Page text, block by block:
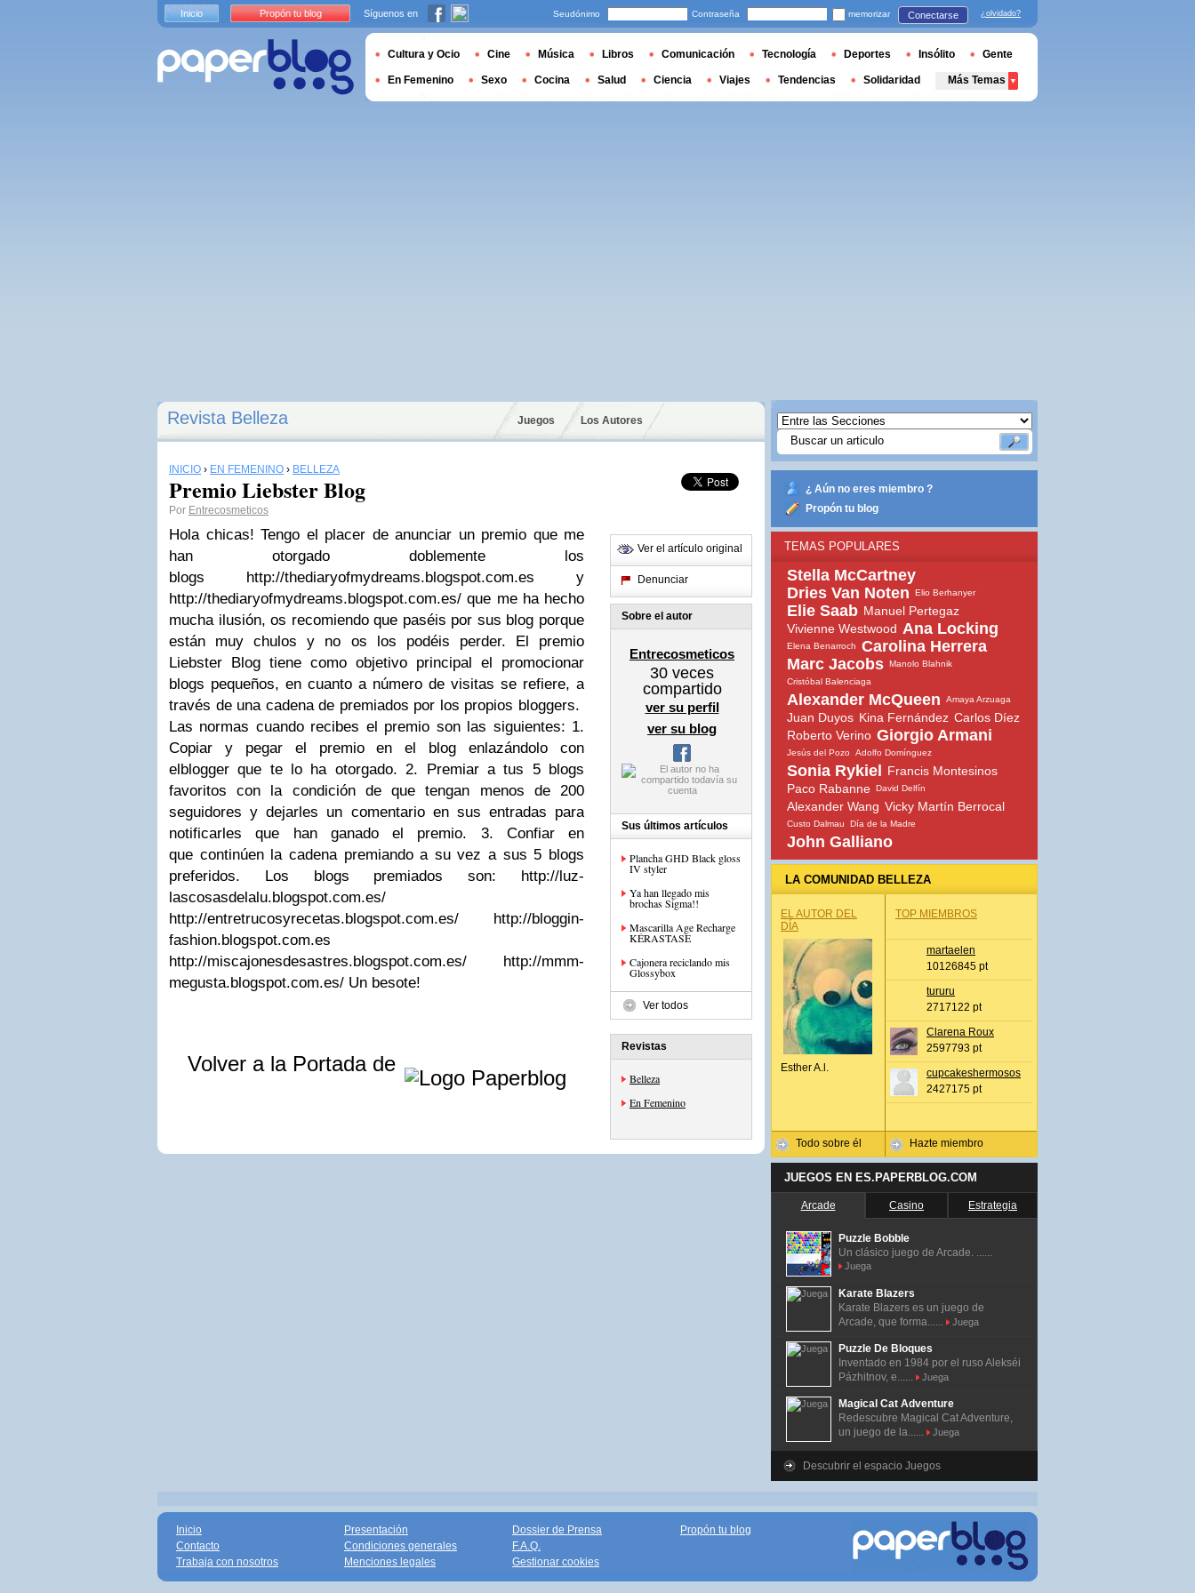
Revista Belleza Juegos Los Autores
INICIO › EN FEMENINO › BELLEZA
Premio Liebster Blog
Por Entrecosmeticos
Hola chicas! Tengo el placer de anunciar un premio que me
han otorgado doblemente los
blogs http://thediaryofmydreams.blogspot.com.es y
http://thediaryofmydreams.blogspot.com.es/ que me ha hecho
mucha ilusión, os recomiendo que paséis por sus blog porque
están muy chulos y no os los podéis perder. El premio
Liebster Blog tiene como objetivo principal el promocionar
blogs pequeños, en cuanto a número de visitas se refiere, a
través de una cadena de premiados por los propios bloggers.
Las normas cuando recibes el premio son las siguientes: 1.
Copiar y pegar el premio en el blog enlazándolo con
elblogger que te lo ha otorgado. 2. Premiar a tus 5 blogs
favoritos con la condición de que tengan menos de 200
seguidores y dejarles un comentario en sus entradas para
notificarles que han ganado el premio. 3. Confiar en
que continúen la cadena premiando a su vez a sus 5 blogs
preferidos. Los blogs premiados son: http://luz-
lascosasdelalu.blogspot.com.es/
http://entretrucosyrecetas.blogspot.com.es/ http://bloggin-
fashion.blogspot.com.es
http://miscajonesdesastres.blogspot.com.es/ http://mmm-
megusta.blogspot.com.es/ Un besote!
Volver a la Portada de
Ver el artículo original
Denunciar
Sobre el autor
Entrecosmeticos
30 veces
compartido
ver su perfil
ver su blog
Sus últimos artículos
Plancha GHD Black gloss
IV styler
Ya han llegado mis
brochas Sigma!!
Mascarilla Age Recharge
KÉRASTASE
Cajonera reciclando mis
Glossybox
Ver todos
Revistas
Belleza
En Femenino
¿ Aún no eres miembro ?
Propón tu blog
TEMAS POPULARES
Stella McCartney
Dries Van Noten
Elio Berhanyer
Elie Saab Manuel Pertegaz
Vivienne Westwood Ana Locking
Elena Benarroch
Carolina Herrera
Marc Jacobs Manolo Blahnik
Cristóbal Balenciaga
Alexander McQueen Amaya Arzuaga
Juan Duyos Kina Fernández Carlos Díez
Roberto Verino Giorgio Armani
Jesús del Pozo Adolfo Domínguez
Sonia Rykiel
Francis Montesinos
Paco Rabanne David Delfín
Alexander Wang Vicky Martín Berrocal
Custo Dalmau Día de la Madre
John Galliano
LA COMUNIDAD BELLEZA
EL AUTOR DEL
DÍA
Esther A.l.
Todo sobre él
TOP MIEMBROS
martaelen
10126845 pt
tururu
2717122 pt
Clarena Roux
2597793 pt
cupcakeshermosos
2427175 pt
Hazte miembro
JUEGOS EN ES.PAPERBLOG.COM
Arcade Casino Estrategia
Puzzle Bobble
Un clásico juego de Arcade. ......
Juega
Karate Blazers
Karate Blazers es un juego de
Arcade, que forma......
Juega
Puzzle De Bloques
Inventado en 1984 por el ruso Alekséi
Pázhitnov, e......
Juega
Magical Cat Adventure
Redescubre Magical Cat Adventure,
un juego de la......
Juega
Descubrir el espacio Juegos
Inicio Propón tu blog Síguenos en Seudónimo Contraseña memorizar Conectarse ¿olvidado?
Cultura y Ocio Cine Música Libros Comunicación Tecnología Deportes Insólito Gente
En Femenino Sexo Cocina Salud Ciencia Viajes Tendencias Solidaridad Más Temas
Inicio
Contacto
Trabaja con nosotros
Presentación
Condiciones generales
Menciones legales
Dossier de Prensa
F.A.Q.
Gestionar cookies
Propón tu blog